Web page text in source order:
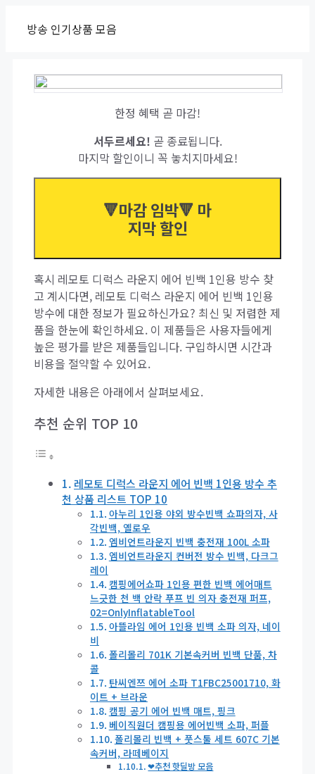
방송 인기상품 모음
한정 혜택 곧 마감!
서두르세요! 곧 종료됩니다.
마지막 할인이니 꼭 놓치지마세요!
🔻마감 임박🔻 마
지막 할인
혹시 레모토 디럭스 라운지 에어 빈백 1인용 방수 찾
고 계시다면, 레모토 디럭스 라운지 에어 빈백 1인용
방수에 대한 정보가 필요하신가요? 최신 및 저렴한 제
품을 한눈에 확인하세요. 이 제품들은 사용자들에게
높은 평가를 받은 제품들입니다. 구입하시면 시간과
비용을 절약할 수 있어요.
자세한 내용은 아래에서 살펴보세요.
추천 순위 TOP 10
레모토 디럭스 라운지 에어 빈백 1인용 방수 추
천 상품 리스트 TOP 10
아누리 1인용 야외 방수빈백 쇼파의자, 사
각빈백, 옐로우
엠비언트라운지 빈백 충전재 100L 소파
엠비언트라운지 컨버전 방수 빈백, 다크그
레이
캠핑에어쇼파 1인용 편한 빈백 에어매트
느긋한 천 백 안락 푸프 빈 의자 충전재 퍼프,
02=OnlyInflatableTool
아뜰라임 에어 1인용 빈백 소파 의자, 네이
비
폴리몰리 701K 기본속커버 빈백 단품, 차
콜
탄씨엔쯔 에어 소파 T1FBC25001710, 화
이트 + 브라운
캠핑 공기 에어 빈백 매트, 핑크
베이직원더 캠핑용 에어빈백 소파, 퍼플
폴리몰리 빈백 + 풋스툴 세트 607C 기본
속커버, 라떼베이지
❤추천 핫딜방 모음